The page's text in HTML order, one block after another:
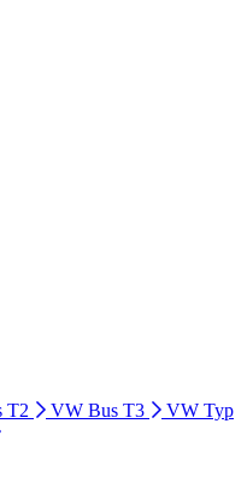
T2 VW Bus T3
VW Typ